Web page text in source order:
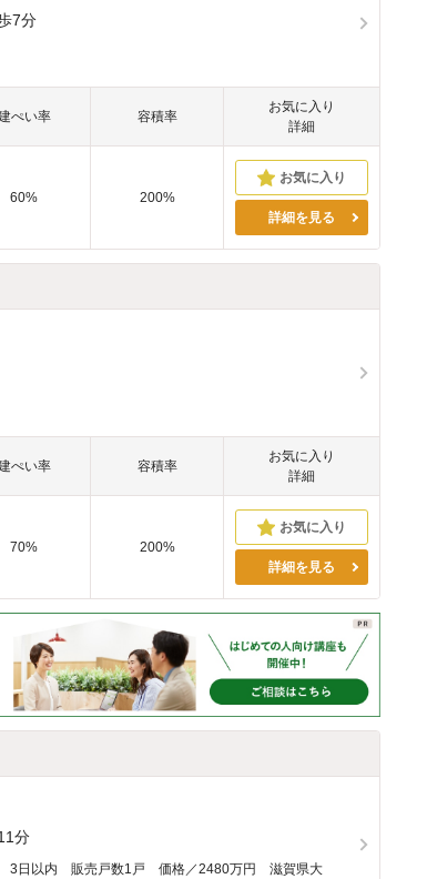
7分
ぺい率 容積率
お気に入り
詳細
60%
200%
詳細を見る
ぺい率 容積率
お気に入り
詳細
70%
200%
詳細を見る
分
3日以内 販売戸数1戸 価格／2480万円 滋賀県大